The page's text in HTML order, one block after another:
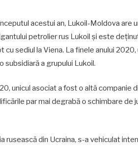
acestui an, Lukoil-Moldova are
petrolier rus Lukoil şi este
sediul la Viena. La finele anului
subsidiară a grupului Lukoil.
unicul asociat a fost o altă companie
par mai degrabă o schimbare
rusească din Ucraina, s-a vehiculat